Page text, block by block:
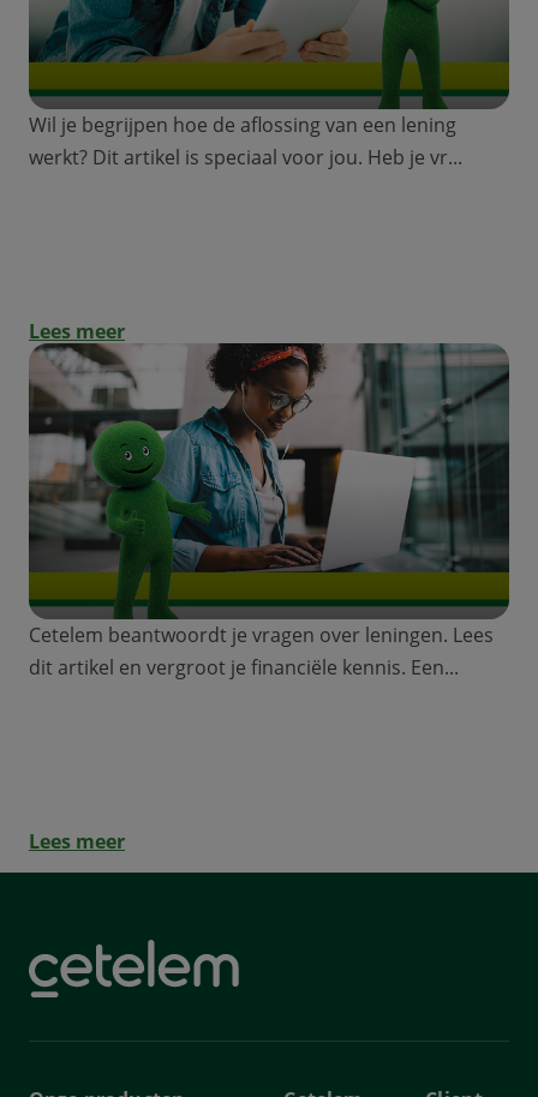
Wil je begrijpen hoe de aflossing van een lening
werkt? Dit artikel is speciaal voor jou. Heb je vr...
Lees meer
Cetelem beantwoordt je vragen over leningen. Lees
dit artikel en vergroot je financiële kennis. Een...
Lees meer